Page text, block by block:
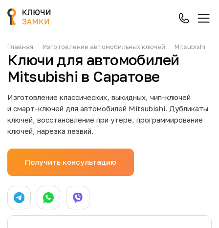
Главная Изготовление автомобильных ключей Mitsubishi
Ключи для автомобилей
Mitsubishi в Саратове
Изготовление классических, выкидных, чип-ключей
и смарт-ключей для автомобилей Mitsubishi. Дубликаты
ключей, восстановление при утере, программирование
ключей, нарезка лезвий.
Получить консультацию